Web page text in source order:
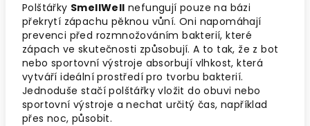
Polštářky SmellWell nefungují pouze na bázi
překrytí zápachu pěknou vůní. Oni napomáhají
prevenci před rozmnožováním bakterií, které
zápach ve skutečnosti způsobují. A to tak, že z bot
nebo sportovní výstroje absorbují vlhkost, která
vytváří ideální prostředí pro tvorbu bakterií.
Jednoduše stačí polštářky vložit do obuvi nebo
sportovní výstroje a nechat určitý čas, například
přes noc, působit.